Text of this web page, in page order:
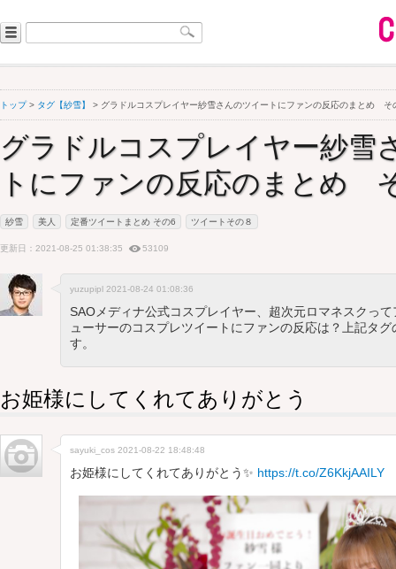
トップ> タグ【紗雪】 > グラドルコスプレイヤー紗雪さんのツイートにファンの反応のまとめ そ
グラドルコスプレイヤー紗雪
トにファンの反応のまとめ
紗雪 美人 定番ツイートまとめ その6 ツイートその８
更新日：2021-08-25 01:38:35 53109
yuzupipl 2021-08-24 01:08:36
SAOメディナ公式コスプレイヤー、超次元ロマネスクっ
ューサーのコスプレツイートにファンの反応は？上記タ
す。
お姫様にしてくれてありがとう
sayuki_cos 2021-08-22 18:48:48
お姫様にしてくれてありがとう✨ https://t.co/Z6KkjAAILY